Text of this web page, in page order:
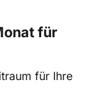
für
für Ihre